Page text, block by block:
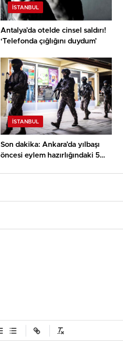
İSTANBUL
Antalya’da otelde cinsel saldırı!
‘Telefonda çığlığını duydum’
İSTANBUL
Son dakika: Ankara’da yılbaşı
öncesi eylem hazırlığındaki 5